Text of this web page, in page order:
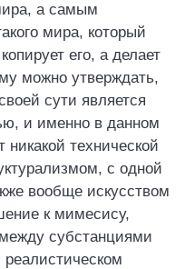
а самым
мира, который
его, а делает
можно утверждать,
сути является
и именно в данном
никакой технической
с одной
вообще искусством
к мимесису,
субстанциями